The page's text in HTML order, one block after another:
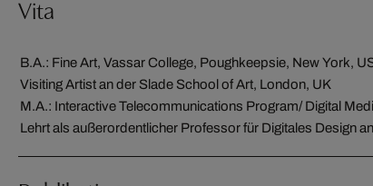
Vita
B.A.: Fine Art, Vassar College, Poughkeepsie, New York,
Visiting Artist an der Slade School of Art, London, UK
M.A.: Interactive Telecommunications Program/ Digital
Lehrt als außerordentlicher Professor für Digitales Design